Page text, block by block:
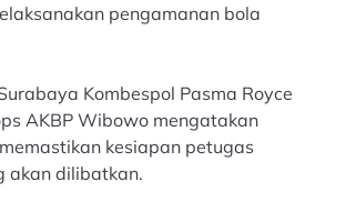
pengamanan bola
Kombespol Pasma Royce
AKBP Wibowo mengatakan
kesiapan petugas
akan dilibatkan.